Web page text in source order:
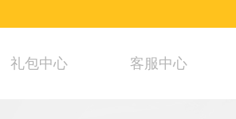
礼包中心 客服中心